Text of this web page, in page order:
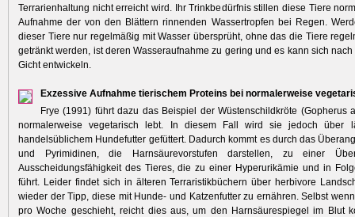
Terrarienhaltung nicht erreicht wird. Ihr Trinkbedürfnis stillen diese Tiere
Aufnahme der von den Blättern rinnenden Wassertropfen bei Regen.
dieser Tiere nur regelmäßig mit Wasser übersprüht, ohne das die Tiere
getränkt werden, ist deren Wasseraufnahme zu gering und es kann sich
Gicht entwickeln.
Exzessive Aufnahme tierischem Proteins bei normalerweise
Frye (1991) führt dazu das Beispiel der Wüstenschildkröte (Gopherus
normalerweise vegetarisch lebt. In diesem Fall wird sie jedoch über
handelsüblichem Hundefutter gefüttert. Dadurch kommt es durch das
und Pyrimidinen, die Harnsäurevorstufen darstellen, zu einer
Ausscheidungsfähigkeit des Tieres, die zu einer Hyperurikämie und in
führt. Leider findet sich in älteren Terraristikbüchern über herbivore
wieder der Tipp, diese mit Hunde- und Katzenfutter zu ernähren. Selbst
pro Woche geschieht, reicht dies aus, um den Harnsäurespiegel im Blut